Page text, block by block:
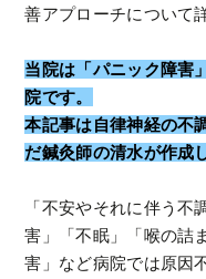
善アプローチについて
当院は「パニック障害
院です。
本記事は自律神経の不
だ鍼灸師の清水が作成
「不安やそれに伴う
害」「不眠」「喉の詰
害」など病院では原因